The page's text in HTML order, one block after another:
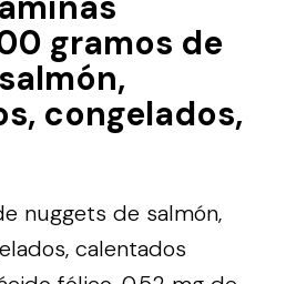
gramos de
congelados,
nuggets de salmón,
calentados